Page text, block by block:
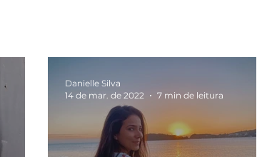
Danielle Silva
14 de mar. de 2022
7 min de leitura